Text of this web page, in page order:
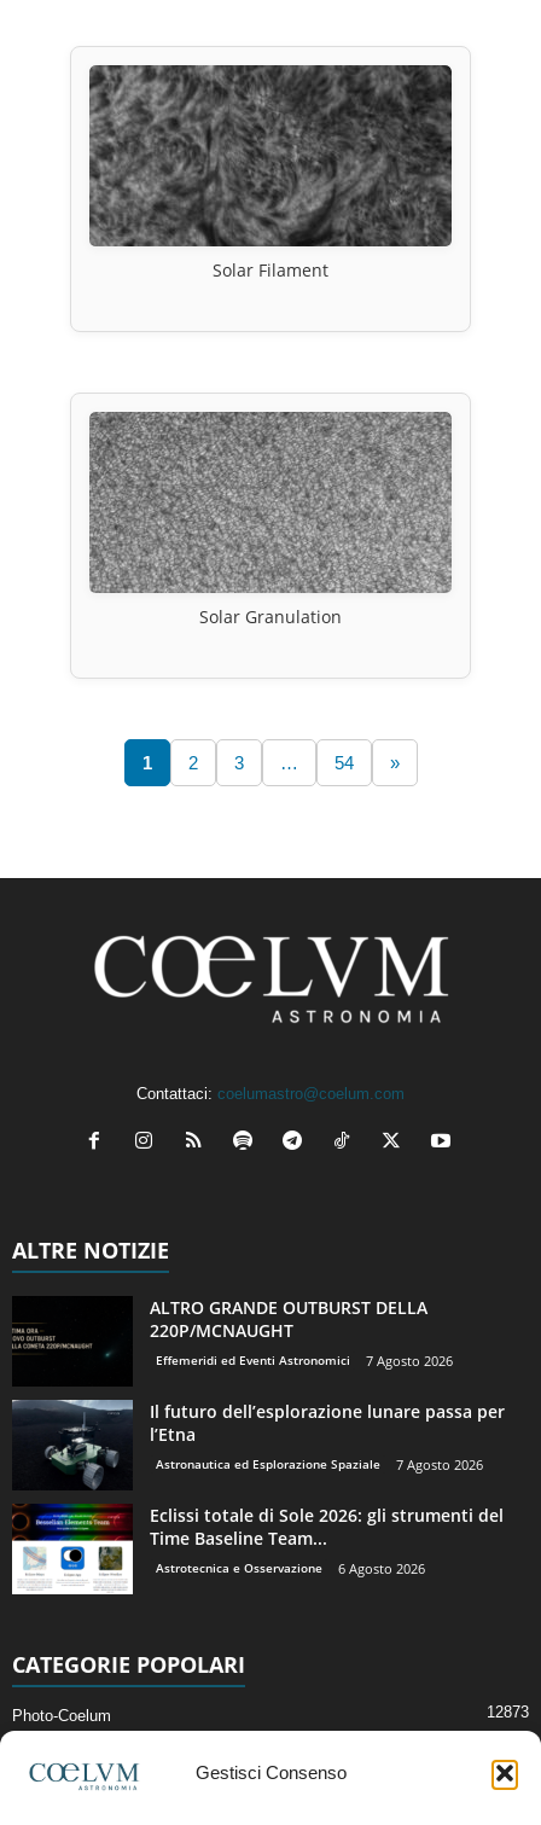
Gestisci Consenso
Solar Filament
Solar Granulation
1 2 3 … 54 »
Contattaci: coelumastro@coelum.com
ALTRE NOTIZIE
ALTRO GRANDE OUTBURST DELLA
220P/MCNAUGHT
Effemeridi ed Eventi Astronomici 7 Agosto 2026
Il futuro dell’esplorazione lunare passa per
l’Etna
Astronautica ed Esplorazione Spaziale 7 Agosto 2026
Eclissi totale di Sole 2026: gli strumenti del
Time Baseline Team...
Astrotecnica e Osservazione 6 Agosto 2026
CATEGORIE POPOLARI
Photo-Coelum 12873
News di Astronomia 2411